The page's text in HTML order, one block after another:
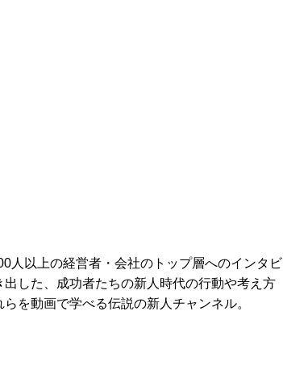
人以上の経営者・会社のトップ層へのインタビ
出した、成功者たちの新人時代の行動や考え方
を動画で学べる伝説の新人チャンネル。